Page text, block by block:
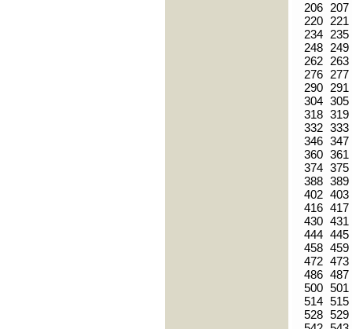
206 207
220
221
234
235
248
249
262
263
276
277
290
291
304 305
318 319
332 333
346 347
360 361
374 375
388 389
402 403
416 417
430 431
444 445
458 459
472 473
486 487
500 501
514 515
528 529